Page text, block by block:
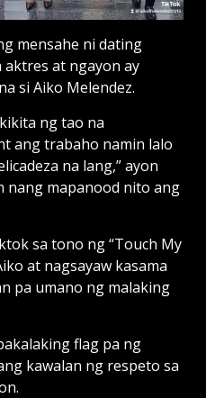
mensahe ni dating
aktres at ngayon ay
si Aiko Melendez.
ng tao na
ang trabaho namin lalo
na lang,” ayon
nang mapanood nito ang
sa tono ng “Touch My
at nagsayaw kasama
pa umano ng malaking
flag pa ng
kawalan ng respeto sa